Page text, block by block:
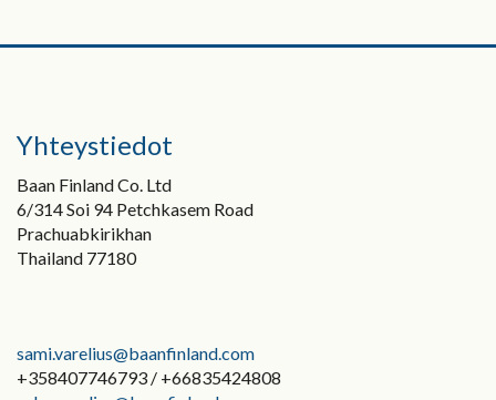
Yhteystiedot
Baan Finland Co. Ltd
6/314 Soi 94 Petchkasem Road
Prachuabkirikhan
Thailand 77180
sami.varelius@baanfinland.com
+358407746793 / +66835424808